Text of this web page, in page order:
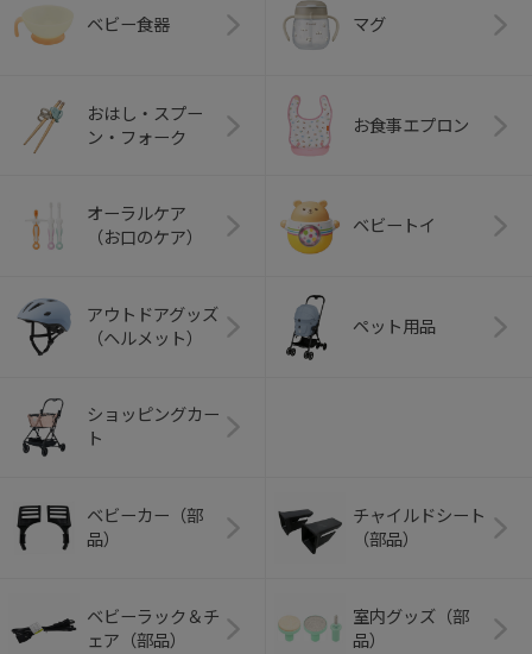
ベビー食器 マグ
おはし・スプー
ン・フォーク
お食事エプロン
オーラルケア
（お口のケア）
ベビートイ
アウトドアグッズ
（ヘルメット）
ペット用品
ショッピングカー
ト
ベビーカー（部
品）
チャイルドシート
（部品）
ベビーラック＆チ
ェア（部品）
室内グッズ（部
品）